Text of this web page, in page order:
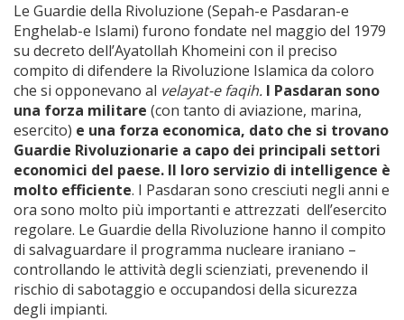
Le Guardie della Rivoluzione (Sepah-e Pasdaran-e
Enghelab-e Islami) furono fondate nel maggio del 1979
su decreto dell’Ayatollah Khomeini con il preciso
compito di difendere la Rivoluzione Islamica da coloro
che si opponevano al velayat-e faqih. I Pasdaran sono
una forza militare (con tanto di aviazione, marina,
esercito) e una forza economica, dato che si trovano
Guardie Rivoluzionarie a capo dei principali settori
economici del paese. Il loro servizio di intelligence è
molto efficiente. I Pasdaran sono cresciuti negli anni e
ora sono molto più importanti e attrezzati dell’esercito
regolare. Le Guardie della Rivoluzione hanno il compito
di salvaguardare il programma nucleare iraniano –
controllando le attività degli scienziati, prevenendo il
rischio di sabotaggio e occupandosi della sicurezza
degli impianti.